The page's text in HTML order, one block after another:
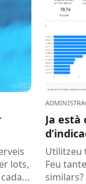
lots,
Ja està
Utilitzeu
Feu